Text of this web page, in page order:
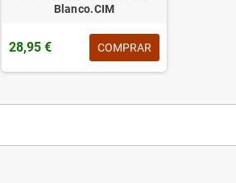
Blanco.CIM
28,95 € COMPRAR